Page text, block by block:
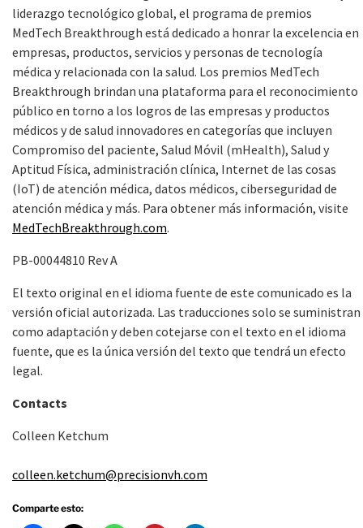
liderazgo tecnológico global, el programa de premios
MedTech Breakthrough está dedicado a honrar la excelencia en
empresas, productos, servicios y personas de tecnología
médica y relacionada con la salud. Los premios MedTech
Breakthrough brindan una plataforma para el reconocimiento
público en torno a los logros de las empresas y productos
médicos y de salud innovadores en categorías que incluyen
Compromiso del paciente, Salud Móvil (mHealth), Salud y
Aptitud Física, administración clínica, Internet de las cosas
(IoT) de atención médica, datos médicos, ciberseguridad de
atención médica y más. Para obtener más información, visite
MedTechBreakthrough.com.
PB-00044810 Rev A
El texto original en el idioma fuente de este comunicado es la
versión oficial autorizada. Las traducciones solo se suministran
como adaptación y deben cotejarse con el texto en el idioma
fuente, que es la única versión del texto que tendrá un efecto
legal.
Contacts
Colleen Ketchum
colleen.ketchum@precisionvh.com
Comparte esto: